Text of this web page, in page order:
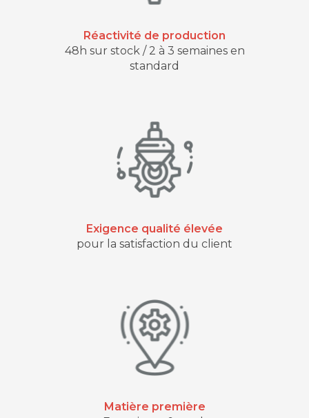
Réactivité de production
48h sur stock / 2 à 3 semaines en
standard
Exigence qualité élevée
pour la satisfaction du client
Matière première